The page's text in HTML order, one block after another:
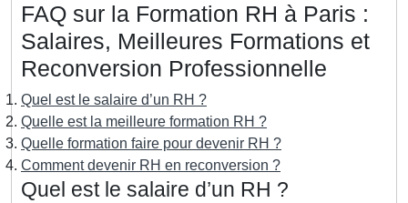
FAQ sur la Formation RH à Paris :
Salaires, Meilleures Formations et
Reconversion Professionnelle
Quel est le salaire d’un RH ?
Quelle est la meilleure formation RH ?
Quelle formation faire pour devenir RH ?
Comment devenir RH en reconversion ?
Quel est le salaire d’un RH ?